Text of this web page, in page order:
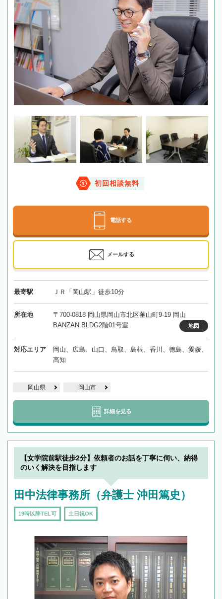
初回相談無料
電話する
メールする
最寄駅 ＪＲ「岡山駅」徒歩10分
所在地
〒700-0818 岡山県岡山市北区蕃山町9-19 岡山
BANZAN.BLDG2階01号室
地図
対応エリア
岡山、広島、山口、鳥取、島根、香川、徳島、愛媛、
高知
岡山県 岡山市
詳細を見る
【女学院前駅徒歩2分】依頼者のお話を丁寧に伺い、納得
のいく解決を目指します
田中法律事務所（弁護士 沖田篤史）
19時以降TEL可 土日祝OK